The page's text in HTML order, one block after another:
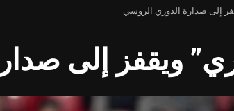
إلى صدارة الدوري الروسي
ويقفز إلى